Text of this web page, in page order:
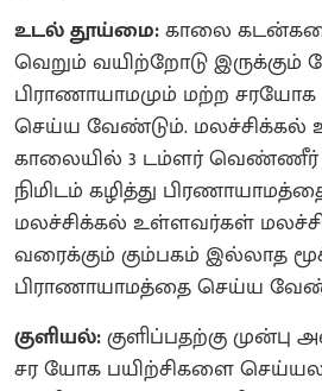
உடல் தூய்மை:காலை
வெறும் வயிற்றோடு இருக்கும்
பிராணாயாமமும் மற்ற சரயோக
செய்ய வேண்டும்.
காலையில் 3 டம்ளர் வெண்ணீர்
நிமிடம் கழித்து
மலச்சிக்கல் உள்ளவர்கள்
வரைக்கும் கும்பகம் இல்லாத
பிராணாயாமத்தை செய்ய
குளியல்:குளிப்பதற்கு முன்பு
சர யோக பயிற்சிகளை